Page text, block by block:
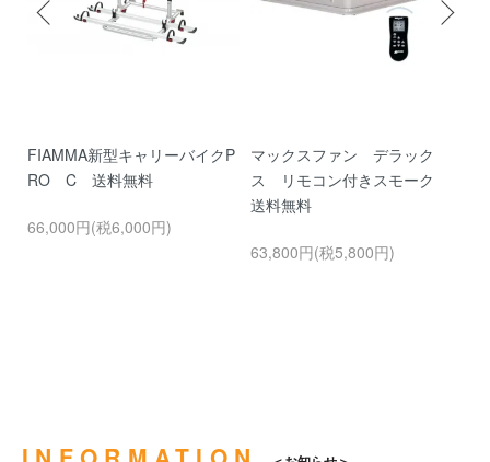
FIAMMA新型キャリーバイクP
RO C 送料無料
66,000円(税6,000円)
マックスファン デラック
ス リモコン付きスモーク
送料無料
63,800円(税5,800円)